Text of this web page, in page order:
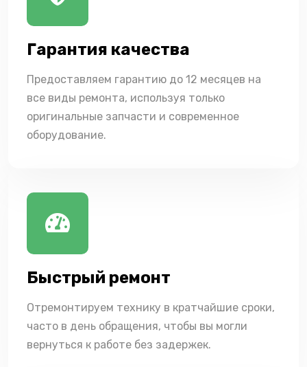
Гарантия качества
Предоставляем гарантию до 12 месяцев на
все виды ремонта, используя только
оригинальные запчасти и современное
оборудование.
Быстрый ремонт
Отремонтируем технику в кратчайшие сроки,
часто в день обращения, чтобы вы могли
вернуться к работе без задержек.